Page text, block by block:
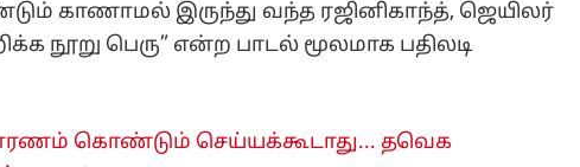
காணாமல் இருந்து வந்த ரஜினிகாந்த், ஜெயிலர்
நூறு பெரு” என்ற பாடல் மூலமாக பதிலடி
கொண்டும் செய்யக்கூடாது... தவெக